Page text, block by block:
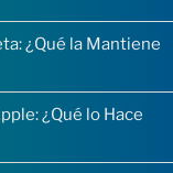
¿Qué la Mantiene
¿Qué lo Hace